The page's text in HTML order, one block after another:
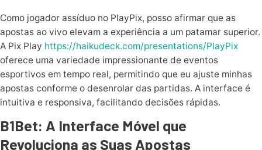
Como jogador assíduo no PlayPix, posso afirmar que as
apostas ao vivo elevam a experiência a um patamar superior.
A Pix Play https://haikudeck.com/presentations/PlayPix
oferece uma variedade impressionante de eventos
esportivos em tempo real, permitindo que eu ajuste minhas
apostas conforme o desenrolar das partidas. A interface é
intuitiva e responsiva, facilitando decisões rápidas.
B1Bet: A Interface Móvel que
Revoluciona as Suas Apostas